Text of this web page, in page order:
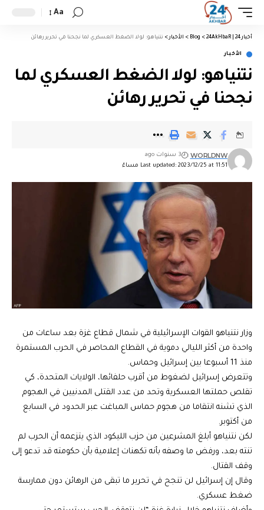
Aa
أخبار 24 | 24AkHbaR >
Blog
> الأخبار > نتنياهو: لولا الضغط العسكري لما نجحنا في تحرير رهائن
الأخبار
نتنياهو: لولا الضغط العسكري لما
نجحنا في تحرير رهائن
Last updated: 2023/12/25 at 11:51 مساءً
WORLDNW 3 سنوات ago
وزار نتنياهو القوات الإسرائيلية في شمال قطاع غزة بعد ساعات من
واحدة من أكثر الليالي دموية في القطاع المحاصر في الحرب المستمرة
منذ 11 أسبوعا بين إسرائيل وحماس.
وتتعرض إسرائيل لضغوط من أقرب حلفائها، الولايات المتحدة، كي
تقلص حملتها العسكرية وتحد من عدد القتلى المدنيين في الهجوم
الذي تشنه انتقاما من هجوم حماس المباغت عبر الحدود في السابع
من أكتوبر.
لكن نتنياهو أبلغ المشرعين من حزب الليكود الذي يتزعمه أن الحرب لم
تنته بعد، ورفض ما وصفه بأنه تكهنات إعلامية بأن حكومته قد تدعو إلى
وقف القتال.
وقال إن إسرائيل لن تنجح في تحرير ما تبقى من الرهائن دون ممارسة
ضغط عسكري.